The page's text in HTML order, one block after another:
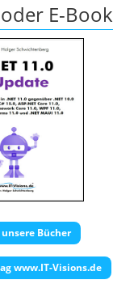
E-Book
Bücher
www.IT-Visions.de